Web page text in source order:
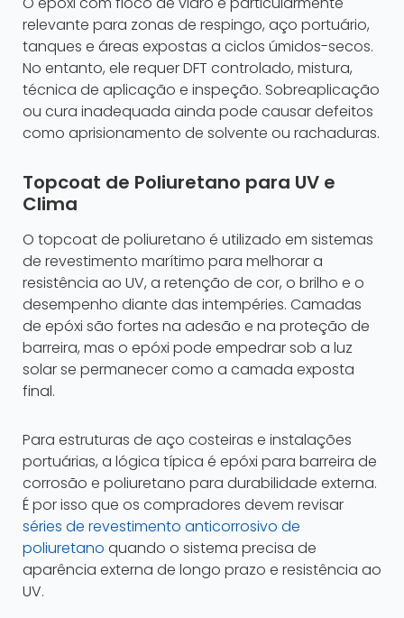
relevante para zonas de respingo, aço portuário,
tanques e áreas expostas a ciclos úmidos-secos.
No entanto, ele requer DFT controlado, mistura,
técnica de aplicação e inspeção. Sobreaplicação
ou cura inadequada ainda pode causar defeitos
como aprisionamento de solvente ou rachaduras.
Topcoat de Poliuretano para UV e
Clima
O topcoat de poliuretano é utilizado em sistemas
de revestimento marítimo para melhorar a
resistência ao UV, a retenção de cor, o brilho e o
desempenho diante das intempéries. Camadas
de epóxi são fortes na adesão e na proteção de
barreira, mas o epóxi pode empedrar sob a luz
solar se permanecer como a camada exposta
final.
Para estruturas de aço costeiras e instalações
portuárias, a lógica típica é epóxi para barreira de
corrosão e poliuretano para durabilidade externa.
É por isso que os compradores devem revisar
séries de revestimento anticorrosivo de
poliuretano quando o sistema precisa de
aparência externa de longo prazo e resistência ao
UV.